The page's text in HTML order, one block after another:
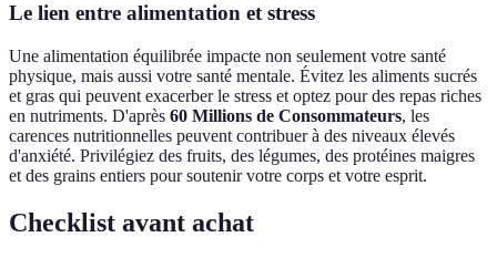
Le lien entre alimentation et stress
Une alimentation équilibrée impacte non seulement votre santé
physique, mais aussi votre santé mentale. Évitez les aliments sucrés
et gras qui peuvent exacerber le stress et optez pour des repas riches
en nutriments. D'après 60 Millions de Consommateurs, les
carences nutritionnelles peuvent contribuer à des niveaux élevés
d'anxiété. Privilégiez des fruits, des légumes, des protéines maigres
et des grains entiers pour soutenir votre corps et votre esprit.
Checklist avant achat